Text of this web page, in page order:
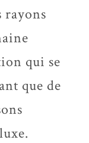
rayons
qui se
que de